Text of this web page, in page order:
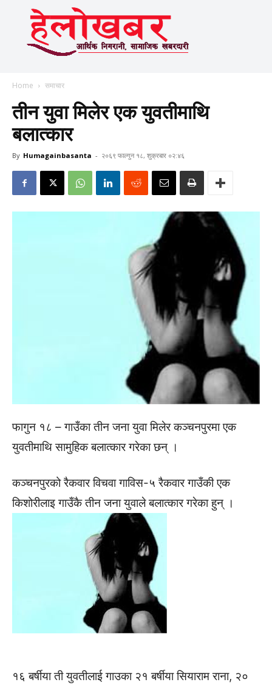
Home समाचार
तीन युवा मिलेर एक युवतीमाथि
बलात्कार
By Humagainbasanta - २०६९ फाल्गुन १८, शुक्रबार ०२:४६
फागुन १८ – गाउँका तीन जना युवा मिलेर कञ्चनपुरमा एक
युवतीमाथि सामुहिक बलात्कार गरेका छन् ।
कञ्चनपुरको रैकवार विचवा गाविस-५ रैकवार गाउँकी एक
किशोरीलाइ गाउँकै तीन जना युवाले बलात्कार गरेका हुन् ।
१६ बर्षीया ती युवतीलाई गाउका २१ बर्षीया सियाराम राना, २०